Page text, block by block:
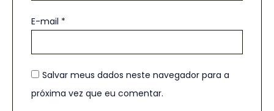
E-mail *
Salvar meus dados neste navegador para a
próxima vez que eu comentar.